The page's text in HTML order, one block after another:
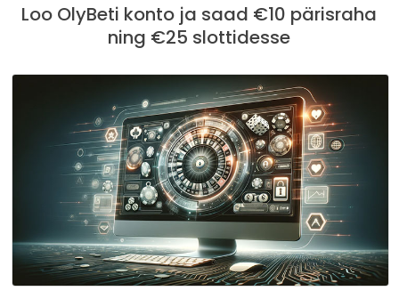
Loo OlyBeti konto ja saad €10 pärisraha
ning €25 slottidesse